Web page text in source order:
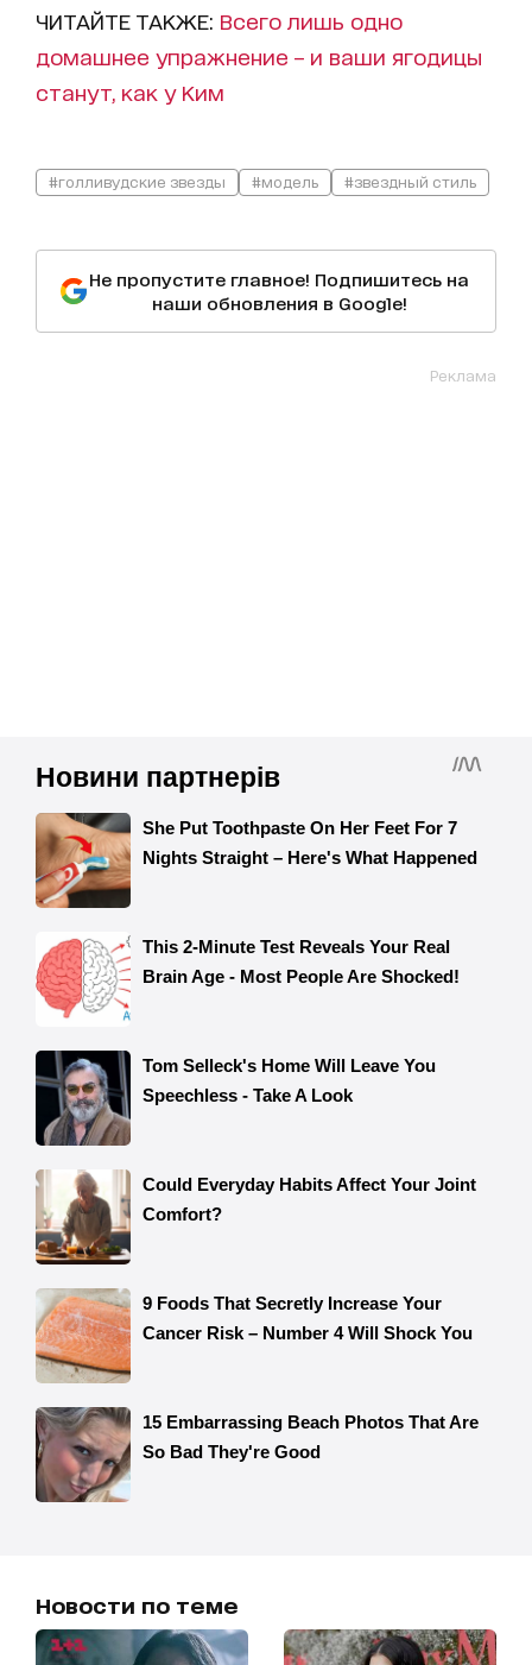
ЧИТАЙТЕ ТАКЖЕ: Всего лишь одно
домашнее упражнение – и ваши ягодицы
станут, как у Ким
#голливудские звезды #модель #звездный стиль
Не пропустите главное! Подпишитесь на
наши обновления в Google!
Реклама
Новости по теме